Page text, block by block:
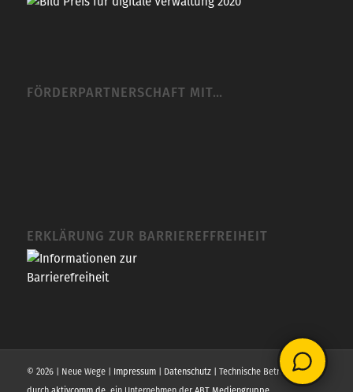
FÖRDERPARTNERSCHAFT MIT…
ERKLÄRUNG ZUR BARRIEREFFREIHEIT
© 2026 | Neue Wege | Impressum| Datenschutz| Technische Betreuung